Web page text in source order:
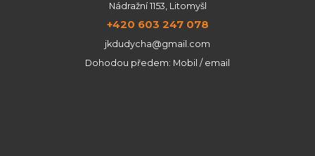
Nádražní 1153, Litomyšl
+420 603 247 078
jkdudycha@gmail.com
Dohodou předem: Mobil / email